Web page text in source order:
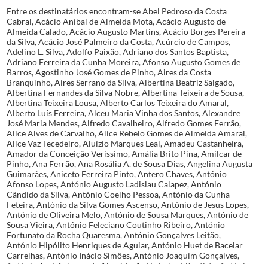
Entre os destinatários encontram-se Abel Pedroso da Costa Cabral, Acácio Aníbal de Almeida Mota, Acácio Augusto de Almeida Calado, Acácio Augusto Martins, Acácio Borges Pereira da Silva, Acácio José Palmeiro da Costa, Acúrcio de Campos, Adelino L. Silva, Adolfo Paixão, Adriano dos Santos Baptista, Adriano Ferreira da Cunha Moreira, Afonso Augusto Gomes de Barros, Agostinho José Gomes de Pinho, Aires da Costa Branquinho, Aires Serrano da Silva, Albertina Beatriz Salgado, Albertina Fernandes da Silva Nobre, Albertina Teixeira de Sousa, Albertina Teixeira Lousa, Alberto Carlos Teixeira do Amaral, Alberto Luís Ferreira, Alceu Maria Vinha dos Santos, Alexandre José Maria Mendes, Alfredo Cavalheiro, Alfredo Gomes Ferrão, Alice Alves de Carvalho, Alice Rebelo Gomes de Almeida Amaral, Alice Vaz Tecedeiro, Aluízio Marques Leal, Amadeu Castanheira, Amador da Conceição Veríssimo, Amália Brito Pina, Amílcar de Pinho, Ana Ferrão, Ana Rosália A. de Sousa Dias, Angelina Augusta Guimarães, Aniceto Ferreira Pinto, Antero Chaves, António Afonso Lopes, António Augusto Ladislau Calapez, António Cândido da Silva, António Coelho Pessoa, António da Cunha Feteira, António da Silva Gomes Ascenso, António de Jesus Lopes, António de Oliveira Melo, António de Sousa Marques, António de Sousa Vieira, António Feleciano Coutinho Ribeiro, António Fortunato da Rocha Quaresma, António Gonçalves Leitão, António Hipólito Henriques de Aguiar, António Huet de Bacelar Carrelhas, António Inácio Simões, António Joaquim Gonçalves, António José Antunes de Almeida, António José Baptista, António Júlio Gomes, António Lopes de Castro, António Luís de Paiva, António Macedo Lacerda Forjaz, António Manuel Forçado Quintens, António Manuel Vilares, António Marcolino Nozes, António Martins Paula, António Rodrigues Marques, António Victor do Monte, Arlindo Pereira, Arlindo Tibério Dores, Armando Apolinário Alves Baptista, Armando da Costa Faria, Arnaldo José Ferreira da Costa, Arnaldo José Miranda de Barros, Arnaldo Ribeiro, Artur Ferreira, Artur Maldonado Freitas, Artur Vieira de Carvalho, Associação de Socorros Mútuos Aliança Operária, Associação de Socorros Mútuos Benaventense, Associação de Socorros Mútuos Mutualidade Ocidental, Associação Portuguesa para o Progresso das Ciências, Augusta Cardoso, Augusto Casimiro Gonçalves da Silva, Augusto da Silva Tavares, Augusto Ferreira, Augusto Peres de Noronha Galvão, Avelino Freitas, Baptista Bento Marques, Barbearia Ferreira, Batista Bento Marques, Belmira Dulce Soares Santos, Braulio da Costa Monteiro, Caixa Geral de Depósitos Crédito e Previdência, Câmara Municipal (Lisboa, Peso da Régua, Régua), Carlos Cândido Coutinho, Carlos da Silva Costa, Carlos Epifânio da Franca, Carlos Mendes da Silva, Casa do Povo de Escalos de Baixo, Cacilda Fernandes Pinto, Castro Fernandes, Cesaltina Gonçalves Martins, César Augusto de Sousa Pais, Christiane Yvone dos Santos Dobernet, Comissão de Reforma do Ensino Técnico - Ministério da Educação Nacional, Comissão Organizadora da Festa de Fim de Curso dos Alunos da Escola de Farmácia de Lisboa, Comissão Reguladora dos Produtos Químicos e Farmacêuticos, Comissariado do Desemprego (Leiria, Lisboa), Comissões do Sindicato Nacional dos Farmacêuticos (Deontologia, História e Legislação Farmacêuticas, Interesses Profissionais, Técnica de Farmácia), Companhia Portuguesa de Higiene, Concelho da Marinha Grande, Corina Amélia Fernandes Barreira, Couto Lda., Cruz Vermelha Portuguesa, Custódio Maldonado Freitas, Daniel Lucas de Carvalho, David Salgado, Delegação de Saúde (Cascais, Paredes de Coura, Viana do Alentejo), Dinis Cândido Gomes, Diogo Paulo Marreiros Neto, Direção dos Serviços de Censura, Direção dos Serviços de Saúde Militar, Direção Geral de Saúde, Domingos Correia Arouca Júnior, Domingos Martins Caro, Drogaria Madeira, Drogaria Moderna, Drogaria Santa Marta, Edmundo Afonso de Matos Boavida, Eduardo da Conceição Fernandes, Eduardo de Almeida, Eduardo Frederico de Melo Garrido, Elisa dos Anjos Lopes da Fonseca, Elísio Augusto Alves, Elvira Adelaide de Fontes Ala, Elvira Coelho Pessoa, Emília Soares de Carvalho V. de Brito, Emílio da Cunha Mora, Emílio de Franco e Figueiredo, Empresa Nacional de Publicidade, Ernesto de Castro, Ernesto Mercier de Miranda, Escola Comercial Patrício de Prazeres, Escola de Farmácia de Coimbra, Escola de Farmácia de Lisboa, Estação Telégrafo Postal (Silvares, Pinhão, Vinhais, Sines), Etelvina de Oliveira Ribeiro, Etelvina Ribeiro, Eugénio Brandão Pereira de Melo, Eugénio F. da Silva Carvalho, Evaristo Guilherme Fauchier Faure, Faculdade de Farmácia do Porto, Farmácia Abílio de Carvalho, Farmácia Almeida, Farmácia Barros, Farmácia Central, Farmácia Combro, Farmácia Condeço Sucessor, Farmácia Confiança, Farmácia da Misericórdia, Farmácia Dr. Moreno Lda., Farmácia Eduardo J. Vieira, Farmácia Faria, Farmácia Godinho, Farmácia Gonçalves, Farmácia Higiene, Farmácia J. de Castro Fonseca, Farmácia Lamela, Farmácia Loureiro, Farmácia Moderna, Farmácia Nº 4 da Liga das Associações de Socorro Mútuo, Farmácia Oliveira, Farmácia R. Pereira, Farmácia Rainha, Farmácia Ribeiro, Farmácia Roma, Farmácia Taveira, Farmácia Valente, Felipe Valadas Preto, Fernanda Isabel Alves da Silva Sanches, Fernanda Maria da Rocha Barros e Silva, Fernando António Barbosa, Fernando Araújo Ferreira, Florência da Gloria Fernandes Gomes, Francisco da Costa Carvalho, Francisco da Ponte Garcia, Francisco Ferreira Campos, Francisco Ferreira Simões Brandão, Francisco Gomes Laranjeira, Francisco Pereira de Campos, Francisco Pinharanda, Francisco Xavier Rodrigues, Gabriel Varela Fradinho, Gaspar Adelino de Melo Pereira Pinto de Azevedo, Germana Neves Rocha de Macedo, Gracinda Salvador de Andrade, Graciosa Honrado Pires, Grémio Concelhio dos Comerciantes de Drogarias e Perfumarias de Lisboa, Grémio do Comércio do Concelho de Ponte de Lima, Grémio Nacional das Farmácias, Grémio Nacional dos Industriais de Especialidades Farmacêuticas, Grupo de Beneficência José Alberto de Oliveira Canellas, Guarda Florestal de Vieira de Leiria, Guerreiro Augusto de Oliveira, Guilherme Francisco Dias, Hélia Pereira Viegas, Henrique Calado Mendes, Hortense Bettencourt dos Santos, Inspeção do Exercício Farmacêutico, Instituto de Botânica Dr. Gonçalves Sampaio, Instituto Nacional de Estatística, Instituto Nacional do Trabalho e Previdência, Instituto Português de Combustíveis, Isaura Augusta de Faria Pereira de Figueiredo, Ismael Soares da Silva Ribeiro, Jaime Guimarães de Almeida, Januário Pereira, João Afonso de Matos, João Afonso Ferreira Diniz, João Alves da Silva, João António Ferreira Sampaio, João Augusto Gonçalves, João Augusto Marques Batista, João Avelino Cortesão, João Baptista de Abreu, João Camelo, João Correia dos Santos, João de Almeida Pinto, João Eurico Caldeira Tavares, João José Figueiras Duarte, João Maria da Fonseca e Pinho, João Maria de Matos, João Pereira da Silva, João Tavares, Joaquim Capelo de Carvalho Boavida, Joaquim de Figueiredo, Joaquim de Jesus Cardoso e Sousa, Joaquim Fernandes Pestana, Joaquim Ferraz de Carvalho, Joaquim J. de Oliveira, Joaquim Lopes da Mota Capitão, Joaquim Maria da Silva Nobreza, Joaquim Pereira, Jorge Carlos Antunes Coelho, Jorge Carlos Antunes, Jornal A Acção Farmacêutica, Jornal A Voz, Jornal Comércio do Porto, Jornal Correio do Minho, Jornal de Notícias, Jornal Diário da Manhã, Jornal Diário de Coimbra, Jornal Diário de Lisboa, Jornal Diário de Notícias, Jornal Diário do Alentejo, Jornal Diário do Minho, Jornal do Comércio, Jornal do Médico, Jornal Novidades, Jornal O Eco Farmacêutico, Jornal O Monitor de Farmácia, Jornal O Primeiro de Janeiro, Jornal O Século, Jornal Os Ridículos, Jornal República, José Alves Dias, José António Gomes, José Augusto Soares da Costa Gois, José Avelar de Almeida Ribeiro, José Bernardo Alves, José Bernardo Taveira da Silva, José Constantino Correia Rosa, José Costa de Mendonça, José da Costa Marques, José de Almeida e Costa, José de Almeida Leitão, José de Araújo Moreira, José de Figueiredo Paixão, José de Oliveira Raposo, José de Sousa Pais, José Dias dos Reis, José Dias Ferreira, José do Carmo Dias, José dos Santos Barreira, José dos Santos Ferreira, José Eduardo de Lencastre Freitas, José Eleutério Rodrigues Dionísio, José Estevam de Morais Sarmento, José Falcão de Gouveia, José Ferreira da Costa, José Firmino Ribeiro da Cunha, José Gomes Moreira, José Gonçalves Bandeira, José Guilherme Marques Faure, José Henriques Pereira Júnior, José Hipólito Dias Parente, José Inácio Pereira Caldas de Figueiredo, José Jesus Pereira e Silva, José Joaquim Lopes de Araújo, José Joaquim Ribeiro, José Jorge Calado, José Júlio Fernandes Pinto, José Juvenal Pinto Soromenho, José Manuel Guedes de Noronha, José Maria da Conceição Fragoso, José Maria Ribeiro da Cunha, José Mendes da Costa Júnior, José Nunes de Magalhães, José Nunes Nogueira, José Pedro Dias, José Ramos Proença, José Raposo Medeiros, José Rodrigues Marques, José Victorino Pires, José Viegas, Juízo de Direito (Barcelos, Guarda, Lisboa, Portalegre, Porto), Júlio Augusto Marinho de Queiroz, Júlio de Almeida, Júlio Ferreira Batista, Júlio Maria Ferreira Baptista, Júlio Monteiro C. Azevedo, Junta de Freguesia (Barcelos, Esposende, Fão, Foz do Douro, Perelhal, Póvoa de Varzim, Ribafeita, Rio Tinto), Laboratório Jaba, Laboratório Pedroso, Laura de Almeida Leite, Legião Portuguesa, Libânia Cunha, Lucinda Lopes Moreira, Lúcio da Silva Ribeiro, Luís Augusto da Gama, Luís Filipe Ramos de A. Rainha, Luís Pedro Branquinho, Luís Teomóteo Sequeira de Sousa, Manuel Adriano Mourato Vermelho, Manuel Amaro Guerreiro, Manuel Balduíno Gomes dos Santos, Manuel Cândido Costa da Silva Correia, Manuel Coelho de Oliveira Gomes, Manuel Correia da Silva, Manuel Costa, Manuel Coutinho Rosa, Manuel da Cunha, Manuel Eduardo de Arrochela Lobo, Manuel Felix Rodrigues, Manuel Godinho de Matos Júnior, Manuel Gomes Cascarejo, Manuel Joaquim de Paiva, Manuel Madeira, Manuel Maria Taborda Rodrigues da Costa, Manuel Marques Gouve